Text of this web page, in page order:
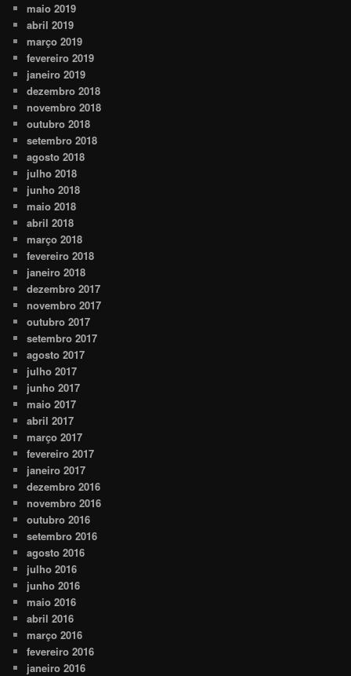
maio 2019
abril 2019
março 2019
fevereiro 2019
janeiro 2019
dezembro 2018
novembro 2018
outubro 2018
setembro 2018
agosto 2018
julho 2018
junho 2018
maio 2018
abril 2018
março 2018
fevereiro 2018
janeiro 2018
dezembro 2017
novembro 2017
outubro 2017
setembro 2017
agosto 2017
julho 2017
junho 2017
maio 2017
abril 2017
março 2017
fevereiro 2017
janeiro 2017
dezembro 2016
novembro 2016
outubro 2016
setembro 2016
agosto 2016
julho 2016
junho 2016
maio 2016
abril 2016
março 2016
fevereiro 2016
janeiro 2016